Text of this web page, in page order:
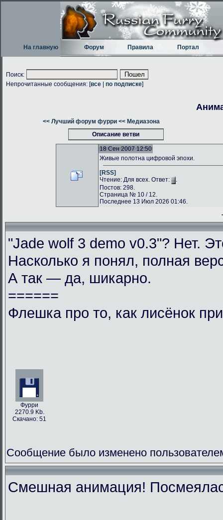
На главную Форум Правила Портал
Поиск:
Непрочитанные сообщения: [все по подписке]
<< Лучший форум фурри << Медиазона
Описание ветви
18 Сен 2007 12:50
Живые полотна цифровой эпохи.
[RSS]
Чтение: Для всех. Ответ:
.
Постов: 298.
Страница № 10 / 12.
Последнее 13 Июл 2026 01:46.
"Jade wolf 3 demo v0.3"? Нет.
Насколько я понял, полная
А так — да, шикарно.
======
Флешка про то, как лисёнок
Фурри
2270.9 Kb.
Скачано: 51
Сообщение было изменено
Смешная анимация!